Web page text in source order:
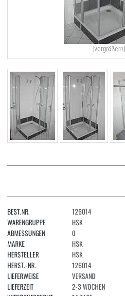
[vergrößern]
BEST.NR.
126014
WARENGRUPPE
HSK
ABMESSUNGEN
0
MARKE
HSK
HERSTELLER
HSK
HERST.-NR.
126014
LIEFERWEISE
VERSAND
LIEFERZEIT
2-3 WOCHEN